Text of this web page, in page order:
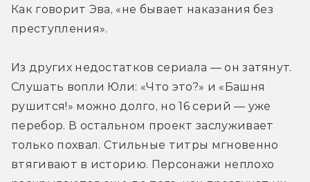
Как говорит Эва, «не бывает наказания без
преступления».
Из других недостатков сериала — он затянут.
Слушать вопли Юли: «Что это?» и «Башня
рушится!» можно долго, но 16 серий — уже
перебор. В остальном проект заслуживает
только похвал. Стильные титры мгновенно
втягивают в историю. Персонажи неплохо